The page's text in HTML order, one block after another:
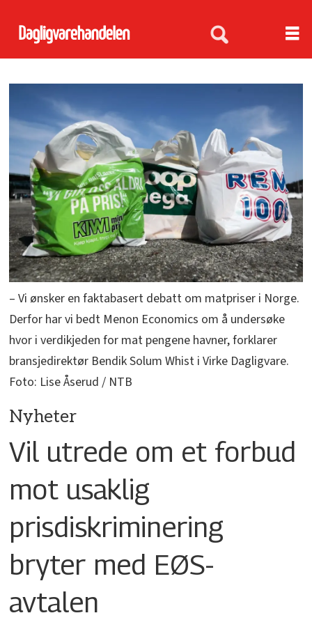
– Vi ønsker en faktabasert debatt om matpriser i Norge.
Derfor har vi bedt Menon Economics om å undersøke
hvor i verdikjeden for mat pengene havner, forklarer
bransjedirektør Bendik Solum Whist i Virke Dagligvare.
Foto: Lise Åserud / NTB
Nyheter
Vil utrede om et forbud
mot usaklig
prisdiskriminering
bryter med EØS-
avtalen